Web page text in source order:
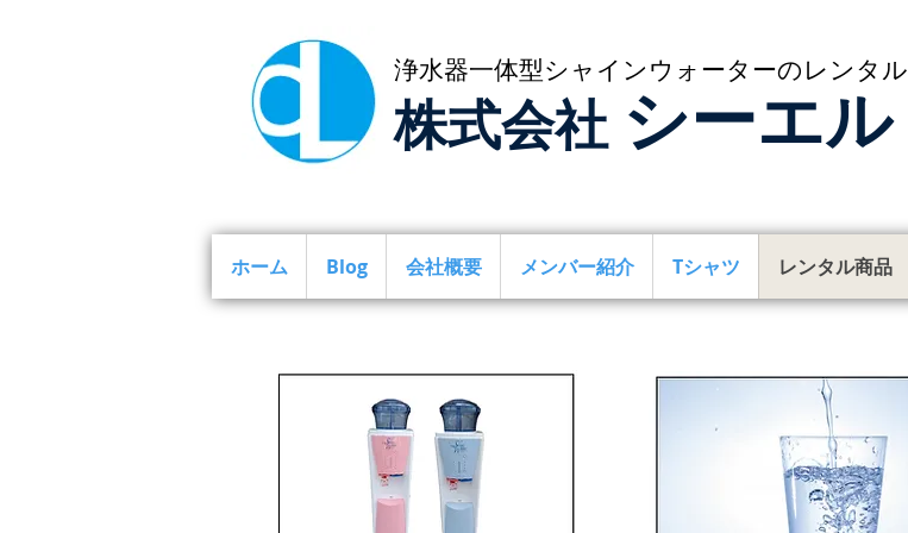
株式会社 シーエル
浄水器一体型シャインウォーターのレンタル
ホーム Blog 会社概要 メンバー紹介 Tシャツ レンタル商品